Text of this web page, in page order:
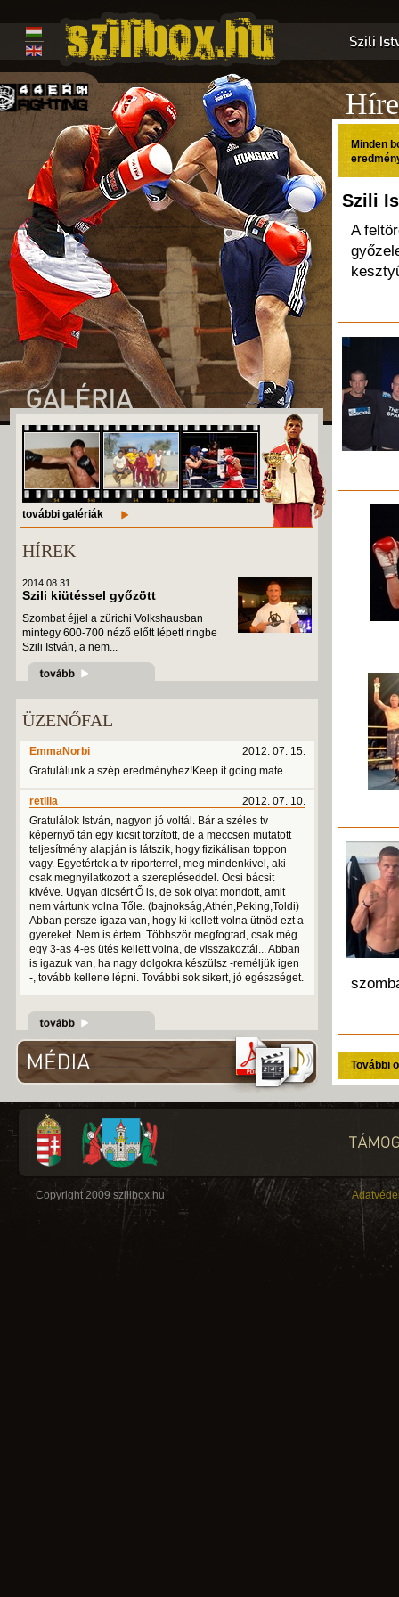
további galériák
HÍREK
2014.08.31.
Szili kiütéssel győzött
Szombat éjjel a zürichi Volkshausban
mintegy 600-700 néző előtt lépett ringbe
Szili István, a nem...
ÜZENŐFAL
2012. 07. 15.
EmmaNorbi
Gratulálunk a szép eredményhez!Keep it going mate...
2012. 07. 10.
retilla
Gratulálok István, nagyon jó voltál. Bár a széles tv
képernyő tán egy kicsit torzított, de a meccsen mutatott
teljesítmény alapján is látszik, hogy fizikálisan toppon
vagy. Egyetértek a tv riporterrel, meg mindenkivel, aki
csak megnyilatkozott a szerepléseddel. Öcsi bácsit
kivéve. Ugyan dicsért Ő is, de sok olyat mondott, amit
nem vártunk volna Tőle. (bajnokság,Athén,Peking,Toldi)
Abban persze igaza van, hogy ki kellett volna ütnöd ezt a
gyereket. Nem is értem. Többször megfogtad, csak még
egy 3-as 4-es ütés kellett volna, de visszakoztál... Abban
is igazuk van, ha nagy dolgokra készülsz -reméljük igen
-, tovább kellene lépni. További sok sikert, jó egészséget.
Minden
Szili
A
További
Copyright 2009 szilibox.hu